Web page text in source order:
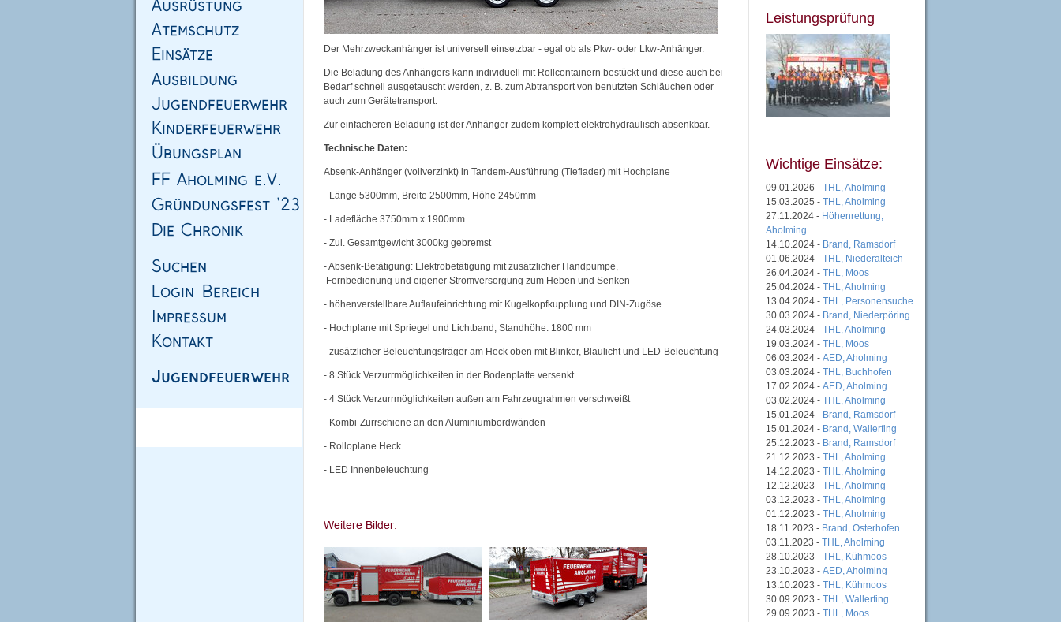
Der Mehrzweckanhänger ist universell einsetzbar - egal ob als Pkw- oder Lkw-Anhänger.
Die Beladung des Anhängers kann individuell mit Rollcontainern bestückt und diese auch bei
Bedarf schnell ausgetauscht werden, z. B. zum Abtransport von benutzten Schläuchen oder
auch zum Gerätetransport.
Zur einfacheren Beladung ist der Anhänger zudem komplett elektrohydraulisch absenkbar.
Technische Daten:
Absenk-Anhänger (vollverzinkt) in Tandem-Ausführung (Tieflader) mit Hochplane
- Länge 5300mm, Breite 2500mm, Höhe 2450mm
- Ladefläche 3750mm x 1900mm
- Zul. Gesamtgewicht 3000kg gebremst
- Absenk-Betätigung: Elektrobetätigung mit zusätzlicher Handpumpe,
Fernbedienung und eigener Stromversorgung zum Heben und Senken
- höhenverstellbare Auflaufeinrichtung mit Kugelkopfkupplung und DIN-Zugöse
- Hochplane mit Spriegel und Lichtband, Standhöhe: 1800 mm
- zusätzlicher Beleuchtungsträger am Heck oben mit Blinker, Blaulicht und LED-Beleuchtung
- 8 Stück Verzurrmöglichkeiten in der Bodenplatte versenkt
- 4 Stück Verzurrmöglichkeiten außen am Fahrzeugrahmen verschweißt
- Kombi-Zurrschiene an den Aluminiumbordwänden
- Rolloplane Heck
- LED Innenbeleuchtung
Leistungsprüfung
Wichtige Einsätze:
09.01.2026 - THL, Aholming
15.03.2025 - THL, Aholming
27.11.2024 - Höhenrettung,
Aholming
14.10.2024 - Brand, Ramsdorf
01.06.2024 - THL, Niederalteich
26.04.2024 - THL, Moos
25.04.2024 - THL, Aholming
13.04.2024 - THL, Personensuche
30.03.2024 - Brand, Niederpöring
24.03.2024 - THL, Aholming
19.03.2024 - THL, Moos
06.03.2024 - AED, Aholming
03.03.2024 - THL, Buchhofen
17.02.2024 - AED, Aholming
03.02.2024 - THL, Aholming
15.01.2024 - Brand, Ramsdorf
15.01.2024 - Brand, Wallerfing
25.12.2023 - Brand, Ramsdorf
21.12.2023 - THL, Aholming
14.12.2023 - THL, Aholming
12.12.2023 - THL, Aholming
03.12.2023 - THL, Aholming
01.12.2023 - THL, Aholming
18.11.2023 - Brand, Osterhofen
03.11.2023 - THL, Aholming
28.10.2023 - THL, Kühmoos
23.10.2023 - AED, Aholming
13.10.2023 - THL, Kühmoos
30.09.2023 - THL, Wallerfing
29.09.2023 - THL, Moos